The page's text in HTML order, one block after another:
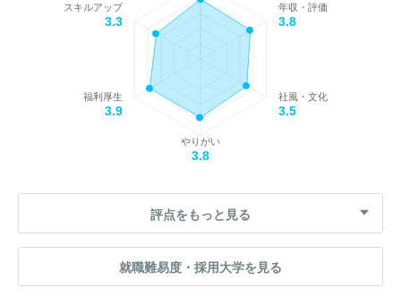
年収・評価
3.8
社風・文化
3.5
やりがい
3.8
福利厚生
3.9
スキルアップ
3.3
評点をもっと見る
就職難易度・採用大学を見る